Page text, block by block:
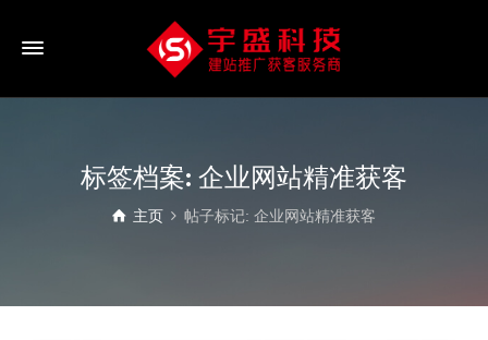
标签档案: 企业网站精准获客
主页 帖子标记: 企业网站精准获客